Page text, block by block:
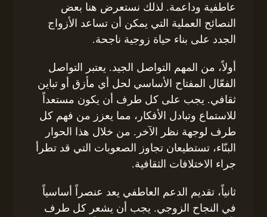
عاطفية وداعمة. لذلك نستعرض هنا بعض
النصائح العملية التي يمكن أن تساعد الأزواج
الجدد على بناء حياة زوجية ناجحة.
أولاً، من المهم التواصل الجيد. يعتبر التواصل
الفعّال المفتاح الأساسي لحل أي مأزق أو تباين
ثقافي. يجب على كل طرف أن يكون مستعداً
للاستماع وتبادل الأفكار، مما يعزز من فهم كل
طرف لوجهة نظر الآخر. من خلال هذا الحوار
البنّاء، تستطيعان تجاوز الصعوبات التي قد تطرأ
جراء الاختلافات الثقافية.
ثانياً، تقديم الدعم العاطفي يعد عنصراً أساسياً
في النجاح الزوجي. يجب أن يشعر كل طرف